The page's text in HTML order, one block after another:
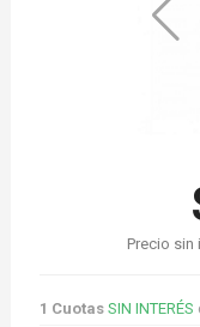
Precio
1 Cuotas SIN INTERÉS